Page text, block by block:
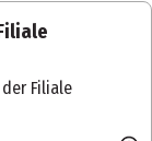
Filiale